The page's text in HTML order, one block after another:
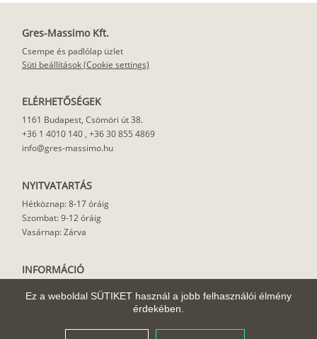
Ez a weboldal SÜTIKET használ a jobb felhasználói élmény
érdekében.
Gres-Massimo Kft.
Csempe és padlólap üzlet
Süti beállítások (Cookie settings)
ELÉRHETŐSÉGEK
1161 Budapest, Csömöri út 38.
+36 1 4010 140, +36 30 855 4869
info@gres-massimo.hu
NYITVATARTÁS
Hétköznap: 8-17 óráig
Szombat: 9-12 óráig
Vasárnap: Zárva
INFORMÁCIÓ
Felhasználási javaslat